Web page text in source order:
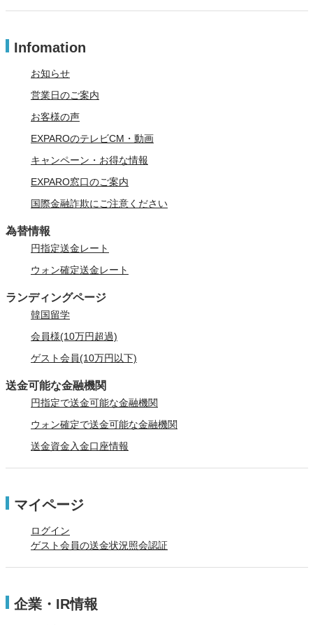
Infomation
お知らせ
営業日のご案内
お客様の声
EXPAROのテレビCM・動画
キャンペーン・お得な情報
EXPARO窓口のご案内
国際金融詐欺にご注意ください
為替情報
円指定送金レート
ウォン確定送金レート
ランディングページ
韓国留学
会員様(10万円超過)
ゲスト会員(10万円以下)
送金可能な金融機関
円指定で送金可能な金融機関
ウォン確定で送金可能な金融機関
送金資金入金口座情報
マイページ
ログイン
ゲスト会員の送金状況照会認証
企業・IR情報